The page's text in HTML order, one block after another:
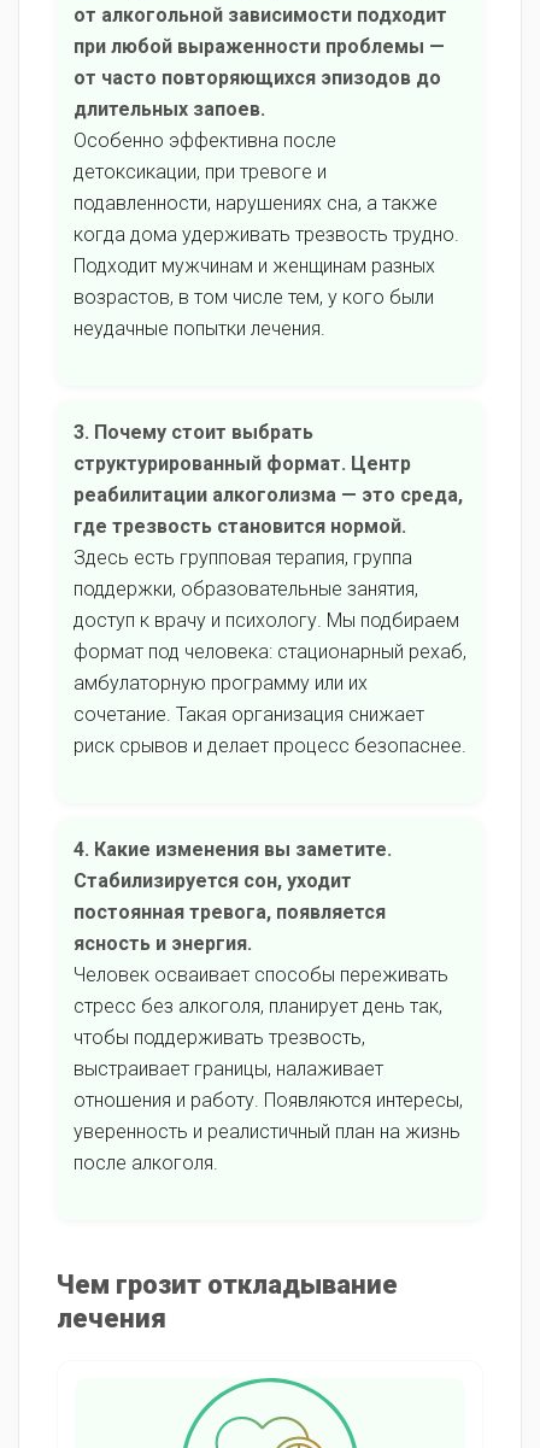
от алкогольной зависимости подходит
при любой выраженности проблемы —
от часто повторяющихся эпизодов до
длительных запоев.
Особенно эффективна после
детоксикации, при тревоге и
подавленности, нарушениях сна, а также
когда дома удерживать трезвость трудно.
Подходит мужчинам и женщинам разных
возрастов, в том числе тем, у кого были
неудачные попытки лечения.
3. Почему стоит выбрать
структурированный формат. Центр
реабилитации алкоголизма — это среда,
где трезвость становится нормой.
Здесь есть групповая терапия, группа
поддержки, образовательные занятия,
доступ к врачу и психологу. Мы подбираем
формат под человека: стационарный рехаб,
амбулаторную программу или их
сочетание. Такая организация снижает
риск срывов и делает процесс безопаснее.
4. Какие изменения вы заметите.
Стабилизируется сон, уходит
постоянная тревога, появляется
ясность и энергия.
Человек осваивает способы переживать
стресс без алкоголя, планирует день так,
чтобы поддерживать трезвость,
выстраивает границы, налаживает
отношения и работу. Появляются интересы,
уверенность и реалистичный план на жизнь
после алкоголя.
Чем грозит откладывание
лечения